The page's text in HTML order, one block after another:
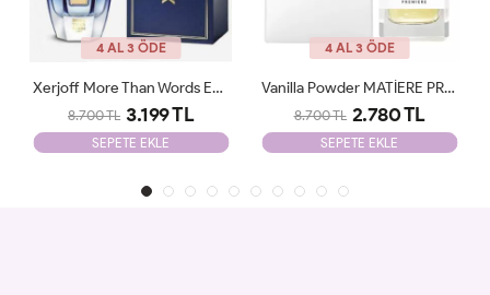
4 AL 3 ÖDE
Xerjoff More Than Words EDP 100 Ml Parfüm ARC JLT Unisex
8.700 TL 3.199 TL
SEPETE EKLE
4 AL 3 ÖDE
Vanilla Powder MATİERE PREMİERE 100ml JLT
8.700 TL 2.780 TL
SEPETE EKLE